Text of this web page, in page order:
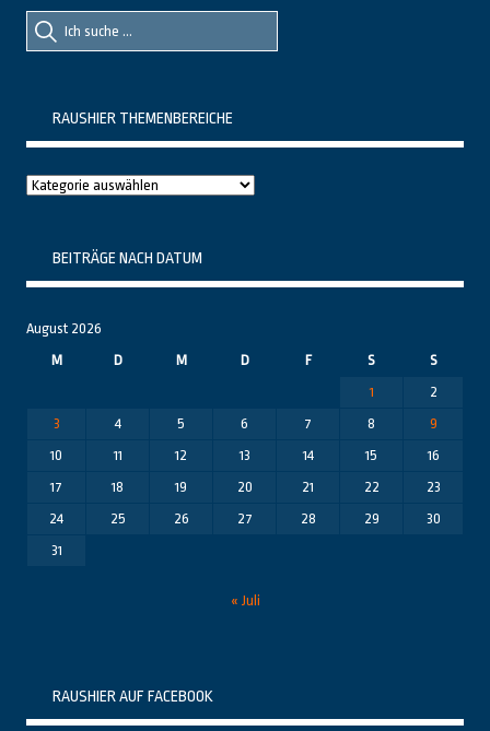
Suche
nach::
Suche
nach:
RAUSHIER THEMENBEREICHE
Raushier
BEITRÄGE NACH DATUM
August 2026
M
D M D F S
S
1
2
3
4 5 6 7 8
9
10
11 12 13 14 15
16
17
18 19 20 21 22
23
24
25 26 27 28 29
30
31
« Juli
RAUSHIER AUF FACEBOOK